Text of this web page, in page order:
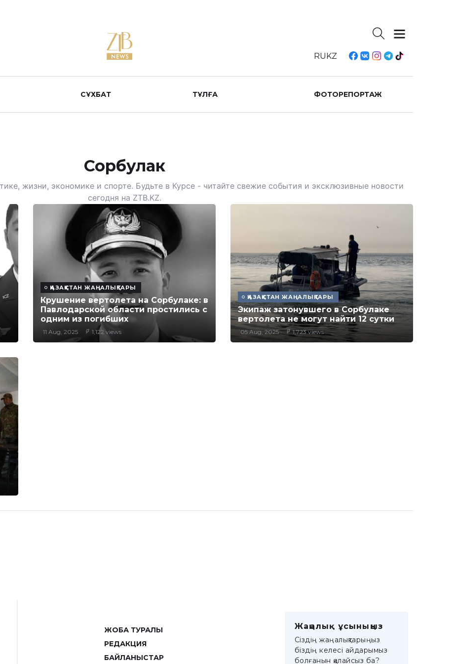
RUKZ
СҰХБАТ ТҰЛҒА ФОТОРЕПОРТАЖ
Сорбулак
жизни, экономике и спорте. Будьте в Курсе - читайте свежие события и эксклюзивные новости
сегодня на ZTB.KZ.
ҚАЗАҚСТАН ЖАҢАЛЫҚТАРЫ
Крушение вертолета на Сорбулаке: в
Павлодарской области простились с
одним из погибших
11 Aug, 2025 1,122 views
ҚАЗАҚСТАН ЖАҢАЛЫҚТАРЫ
Экипаж затонувшего в Сорбулаке
вертолета не могут найти 12 сутки
05 Aug, 2025 1,723 views
ЖОБА ТУРАЛЫ
РЕДАКЦИЯ
БАЙЛАНЫСТАР
Жаңалық ұсыныңыз
Сіздің жаңалықтарыңыз
біздің келесі айдарымыз
болғанын қалайсыз ба?